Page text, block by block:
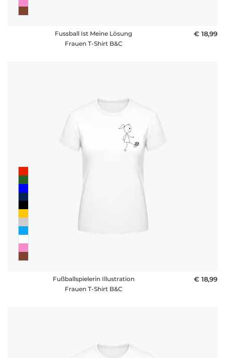
Fussball Ist Meine Lösung
Frauen T-Shirt B&C
€ 18,99
Fußballspielerin Illustration
Frauen T-Shirt B&C
€ 18,99